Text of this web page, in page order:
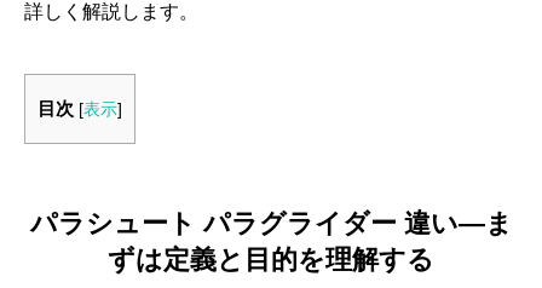
詳しく解説します。
目次 [表示]
パラシュート パラグライダー 違い―ま
ずは定義と目的を理解する